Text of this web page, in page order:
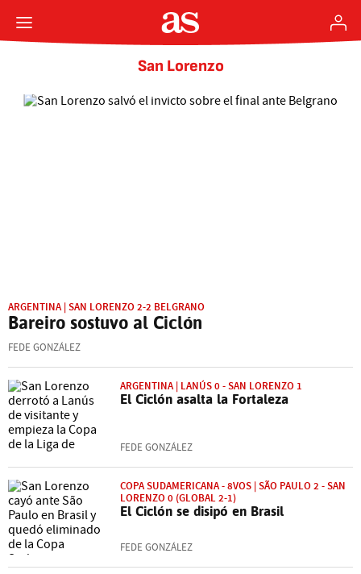
San Lorenzo
ARGENTINA | SAN LORENZO 2-2 BELGRANO
Bareiro sostuvo al Ciclón
FEDE GONZÁLEZ
ARGENTINA | LANÚS 0 - SAN LORENZO 1
El Ciclón asalta la Fortaleza
FEDE GONZÁLEZ
COPA SUDAMERICANA - 8VOS | SÃO PAULO 2 - SAN
LORENZO 0 (GLOBAL 2-1)
El Ciclón se disipó en Brasil
FEDE GONZÁLEZ